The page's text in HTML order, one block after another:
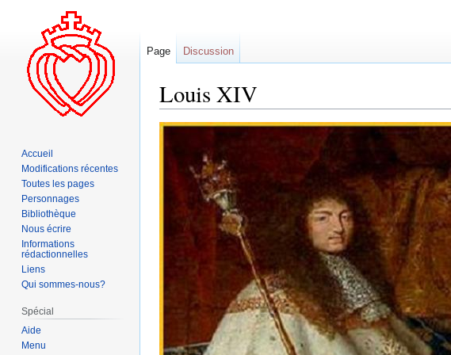
Louis XIV
Aller
navigation
Aller
recherche
Page Discussion
Accueil
Modifications récentes
Toutes les pages
Personnages
Bibliothèque
Nous écrire
Informations
rédactionnelles
Liens
Qui sommes-nous?
Spécial
Aide
Menu